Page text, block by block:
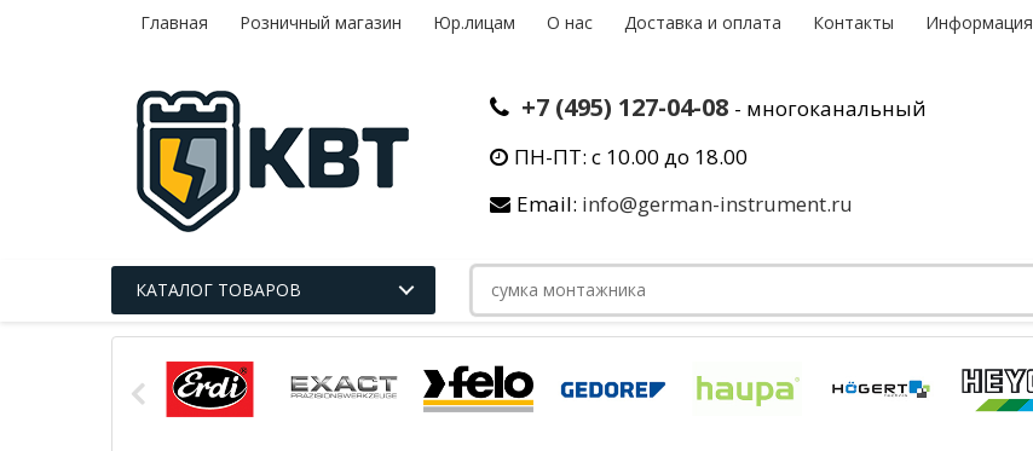
Главная Розничный магазин Юр.лицам О нас Доставка и оплата Контакты Информация
+7 (495) 127-04-08 - многоканальный
ПН-ПТ: с 10.00 до 18.00
Email: info@german-instrument.ru
КАТАЛОГ ТОВАРОВ